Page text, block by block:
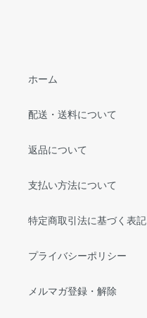
ホーム
配送・送料について
返品について
支払い方法について
特定商取引法に基づく表記
プライバシーポリシー
メルマガ登録・解除